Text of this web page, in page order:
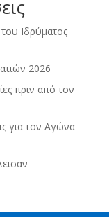
Ιδρύματος
2026
πριν από τον
για τον Αγώνα